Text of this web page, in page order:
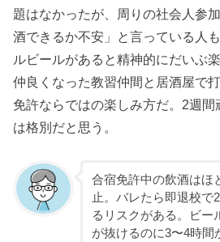
題はなかったが、周りの社会人参
酒できるか不安」と言っている人
ルビールがあると精神的にだいぶ
仲良くなった教習仲間と居酒屋で
免許ならではの楽しみ方だ。2週
は格別だと思う。
合宿免許中の飲酒はほ
止。バレたら即退校で
るリスクがある。ビー
が抜けるのに3〜4時間